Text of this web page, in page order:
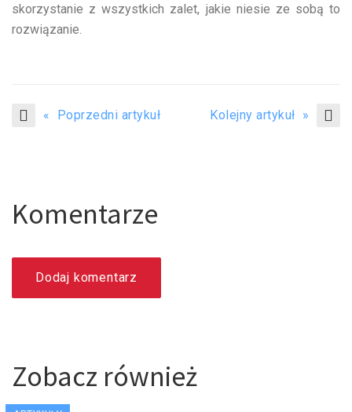
skorzystanie z wszystkich zalet, jakie niesie ze sobą to
rozwiązanie.
« Poprzedni artykuł Kolejny artykuł »
Komentarze
Dodaj komentarz
Zobacz również